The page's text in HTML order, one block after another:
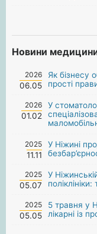
Новини
2026
06.05
Як бізнесу
прості
2026
01.02
У
2025
11.11
У Ніжині
2025
05.07
У
2025
05.05
5 травня у
лікарні із